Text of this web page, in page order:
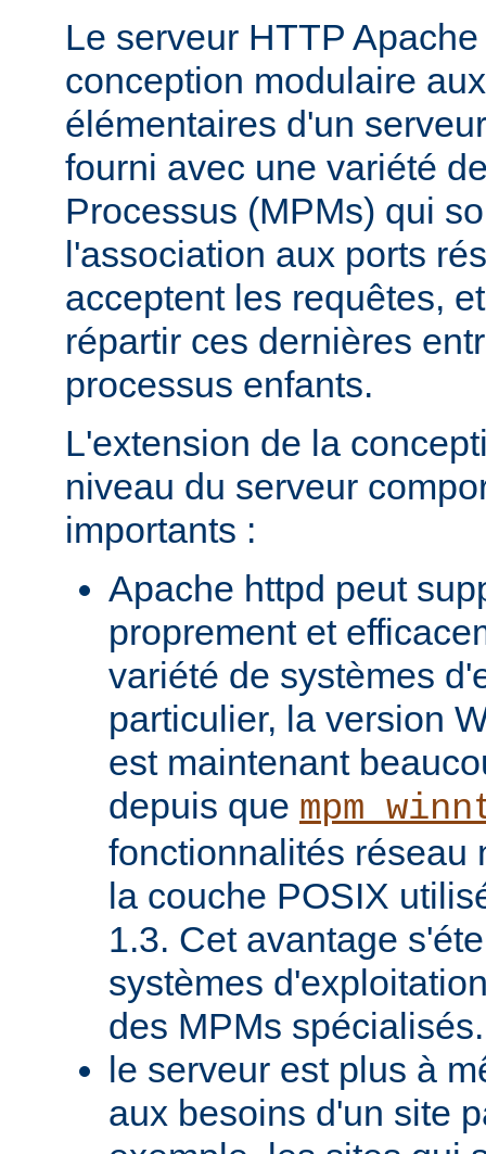
Le serveur HTTP
conception modulaire
élémentaires d'un
fourni avec une variété
Processus (MPMs) qui
l'association aux ports
acceptent les requêtes,
répartir ces dernières
processus enfants.
L'extension de la
niveau du serveur
importants :
Apache httpd peut
proprement et
variété de systèmes
particulier, la version
est maintenant
depuis que
fonctionnalités réseau
la couche POSIX
1.3. Cet avantage
systèmes
des MPMs spécialisés.
le serveur est plus à
aux besoins d'un site